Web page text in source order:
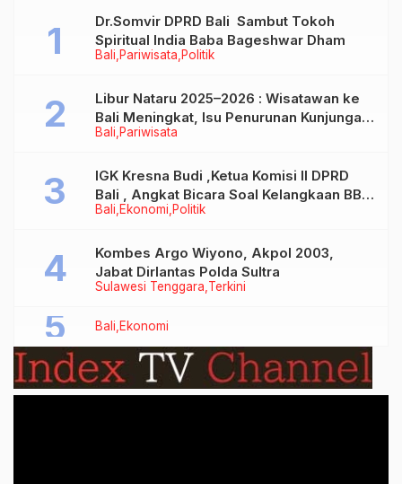
Pariwisata”.
Bali Pariwisata Politik
Dr.Somvir DPRD Bali Sambut Tokoh
Spiritual India Baba Bageshwar Dham
Bali Pariwisata
Libur Nataru 2025–2026 : Wisatawan ke
Bali Meningkat, Isu Penurunan Kunjungan
Tidak Benar
Bali Ekonomi Politik
IGK Kresna Budi ,Ketua Komisi II DPRD
Bali , Angkat Bicara Soal Kelangkaan BBM
Bersubsidi Jenis Solar
Sulawesi Tenggara Terkini
Kombes Argo Wiyono, Akpol 2003,
Jabat Dirlantas Polda Sultra
Bali Ekonomi